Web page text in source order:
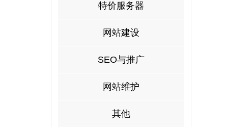
特价服务器
网站建设
SEO与推广
网站维护
其他